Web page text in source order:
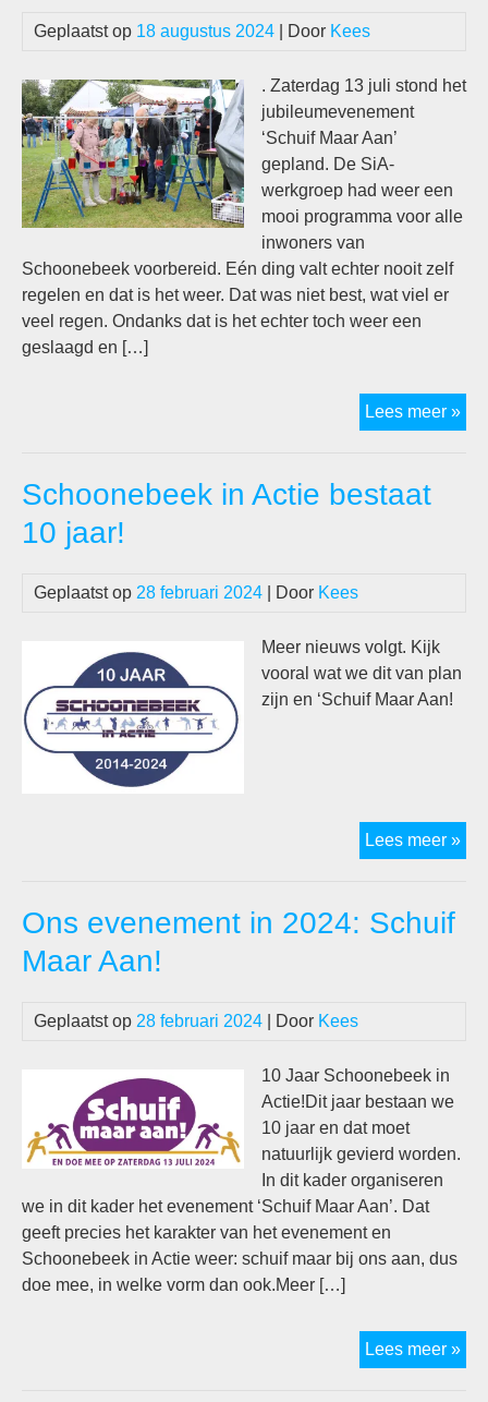
Geplaatst op 18 augustus 2024 | Door Kees
. Zaterdag 13 juli stond het
jubileumevenement
‘Schuif Maar Aan’
gepland. De SiA-
werkgroep had weer een
mooi programma voor alle
inwoners van
Schoonebeek voorbereid. Eén ding valt echter nooit zelf
regelen en dat is het weer. Dat was niet best, wat viel er
veel regen. Ondanks dat is het echter toch weer een
geslaagd en […]
Lees meer »
Schoonebeek in Actie bestaat
10 jaar!
Geplaatst op 28 februari 2024 | Door Kees
Meer nieuws volgt. Kijk
vooral wat we dit van plan
zijn en ‘Schuif Maar Aan!
Lees meer »
in
Ons evenement in 2024: Schuif
Maar Aan!
Geplaatst op 28 februari 2024 | Door Kees
10 Jaar Schoonebeek in
Actie!Dit jaar bestaan we
10 jaar en dat moet
natuurlijk gevierd worden.
In dit kader organiseren
we in dit kader het evenement ‘Schuif Maar Aan’. Dat
geeft precies het karakter van het evenement en
Schoonebeek in Actie weer: schuif maar bij ons aan, dus
doe mee, in welke vorm dan ook.Meer […]
Lees meer »